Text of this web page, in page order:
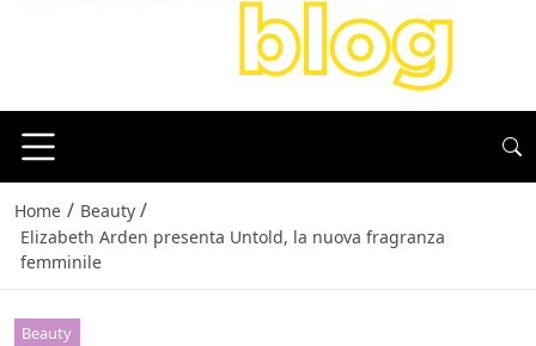
Home / Beauty /
Elizabeth Arden presenta Untold, la nuova fragranza
femminile
Beauty